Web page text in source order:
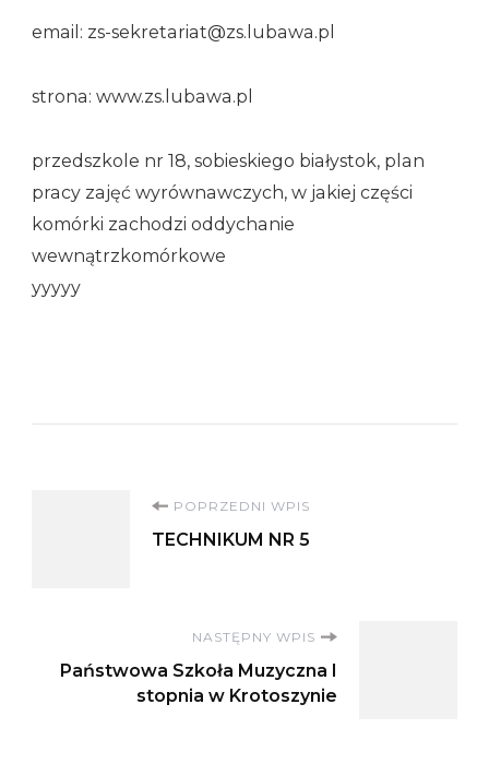
email: zs-sekretariat@zs.lubawa.pl
strona: www.zs.lubawa.pl
przedszkole nr 18, sobieskiego białystok, plan
pracy zajęć wyrównawczych, w jakiej części
komórki zachodzi oddychanie
wewnątrzkomórkowe
yyyyy
Nawigacja
POPRZEDNI WPIS
TECHNIKUM NR 5
NASTĘPNY WPIS
Państwowa Szkoła Muzyczna I
stopnia w Krotoszynie